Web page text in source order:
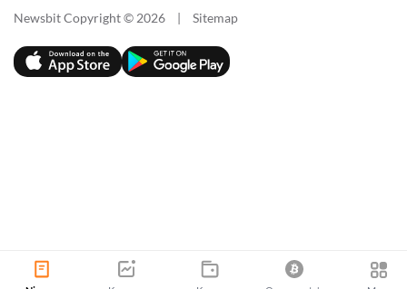
Newsbit Copyright © 2026 | Sitemap